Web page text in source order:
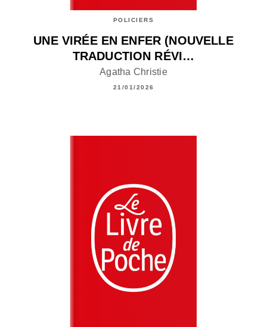
POLICIERS
UNE VIRÉE EN ENFER (NOUVELLE
TRADUCTION RÉVI…
Agatha Christie
21/01/2026